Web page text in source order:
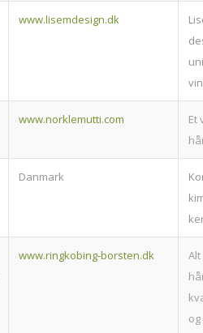
www.lisemdesign.dk
www.norklemutti.com
Et
Danmark
www.ringkobing-borsten.dk
Alt